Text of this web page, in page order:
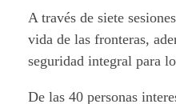
A través de siete
vida de las fronteras,
seguridad integral para
De las 40 personas